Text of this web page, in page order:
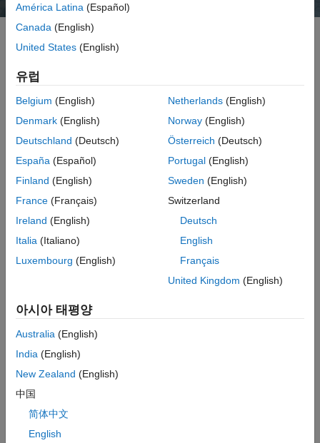
패널 내비게이션
MATLAB 및 Simulink 이벤트
있는 예정 이벤트에 등록할 수 있습니다.
패널 내비게이션
América Latina (Español)
Canada (English)
United States (English)
유럽
Belgium (English)
Denmark (English)
Deutschland (Deutsch)
España (Español)
Finland (English)
France (Français)
Ireland (English)
Italia (Italiano)
Luxembourg (English)
Netherlands(English)
Norway(English)
Österreich (Deutsch)
Portugal(English)
Sweden (English)
Switzerland
Deutsch
English
Français
United Kingdom (English)
아시아 태평양
Australia (English)
India (English)
New Zealand (English)
中国
简体中文
English